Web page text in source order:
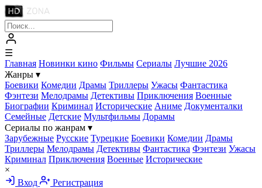
☰
Главная Новинки кино Фильмы Сериалы Лучшие 2026
Жанры ▾
Боевики Комедии Драмы Триллеры Ужасы Фантастика
Фэнтези Мелодрамы Детективы Приключения Военные
Биографии Криминал Исторические Аниме Документалки
Семейные Детские Мультфильмы Дорамы
Сериалы по жанрам ▾
Зарубежные Русские Турецкие Боевики Комедии Драмы
Триллеры Мелодрамы Детективы Фантастика Фэнтези Ужасы
Криминал Приключения Военные Исторические
×
Вход
Регистрация